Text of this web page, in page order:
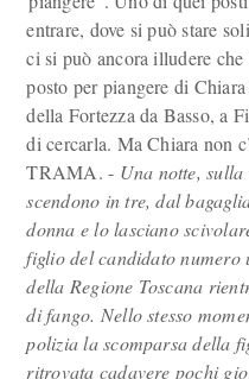
entrare, dove si può stare
ci si può ancora illudere
posto per piangere di
della Fortezza da Basso, a
di cercarla. Ma Chiara non
TRAMA. - Una notte, sulla
scendono in tre, dal
donna e lo lasciano
figlio del candidato
della Regione Toscana
di fango. Nello stesso
polizia la scomparsa della
ritrovata cadavere pochi